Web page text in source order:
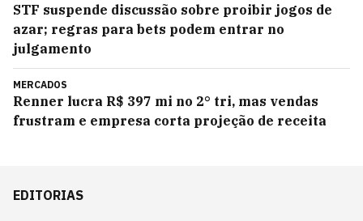
STF suspende discussão sobre proibir jogos de
azar; regras para bets podem entrar no
julgamento
MERCADOS
Renner lucra R$ 397 mi no 2° tri, mas vendas
frustram e empresa corta projeção de receita
EDITORIAS